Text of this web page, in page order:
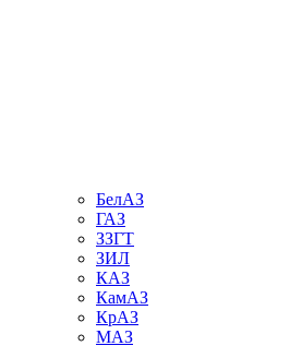
БелАЗ
ГАЗ
ЗЗГТ
ЗИЛ
КАЗ
КамАЗ
КрАЗ
МАЗ